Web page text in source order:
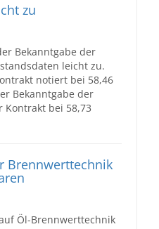
zu
Bekanntgabe der
leicht zu.
notiert bei 58,46
Bekanntgabe der
Kontrakt bei 58,73
Brennwerttechnik
Öl-Brennwerttechnik